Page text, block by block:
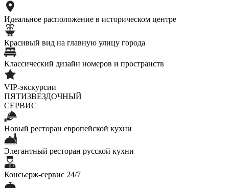
Идеальное расположение в историческом центре
Красивый вид на главную улицу города
Классический дизайн номеров и пространств
VIP-экскурсии
ПЯТИЗВЕЗДОЧНЫЙ
СЕРВИС
Новый ресторан европейской кухни
Элегантный ресторан русской кухни
Консьерж-сервис 24/7